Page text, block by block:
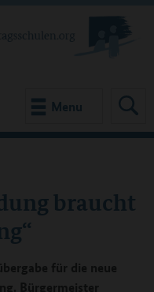
Menu
braucht
für die neue
Bürgermeister